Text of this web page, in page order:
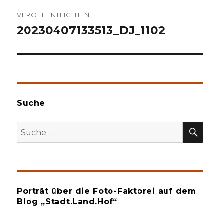
VERÖFFENTLICHT IN
20230407133513_DJ_1102
Suche
Suche
nach:
Porträt über die Foto-Faktorei auf dem
Blog „Stadt.Land.Hof“